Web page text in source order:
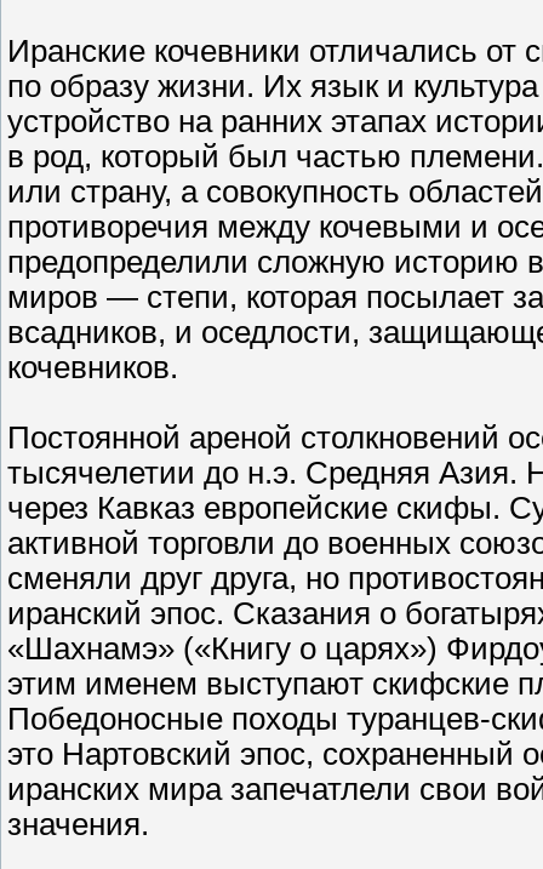
Иранские кочевники отличались от
по образу жизни. Их язык и
устройство на ранних этапах
в род, который был частью
или страну, а совокупность
противоречия между кочевыми и
предопределили сложную историю
миров — степи, которая посылает
всадников, и оседлости,
кочевников.
Постоянной ареной столкновений
тысячелетии до н.э. Средняя
через Кавказ европейские скифы.
активной торговли до военных
сменяли друг друга, но
иранский эпос. Сказания о
«Шахнамэ» («Книгу о царях»)
этим именем выступают скифские
Победоносные походы туранцев-
это Нартовский эпос, сохраненный
иранских мира запечатлели свои
значения.